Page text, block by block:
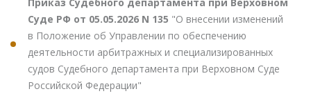
Приказ Судебного департамента при Верховном
Суде РФ от 05.05.2026 N 135 "О внесении изменений
в Положение об Управлении по обеспечению
деятельности арбитражных и специализированных
судов Судебного департамента при Верховном Суде
Российской Федерации"